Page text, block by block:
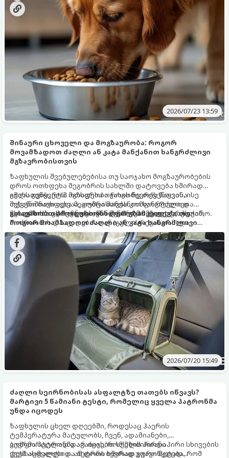
2026/07/23 13:59
შინაური ცხოველი და მოგზაურობა: როგორ
მოვამზადოთ ძაღლი ან კატა მანქანით ხანგრძლივი
მგზავრობისთვის
ზაფხულის შვებულებებისა თუ საოჯახო მოგზაურობების
დროს ოთხფეხა მეგობრის სახლში დატოვება ხშირად
გულს გვწყვეტს. ოთხფეხა ოჯახის წევრის წაყვანა
შესანიშნავი იდეაა, თუმცა მანქანით ხანგრძლივი
მგზავრობა ცხოველისთვის შეიძლება დიდ სტრესთან,
მოძრაობის დაავადებასთან (გულისრევასთან) და
საფრთხეებთან იყოს დაკავშირებული.
იმისათვის, რომ მგზავრობა როგორც თქვენთვის, ისე
თქვენი ოთხფეხა მეგობრისთვის კომფორტული და
უსაფრთხო აღმოჩნდეს, წინასწარი მომზადებაა საჭირო.
გთავაზობთ პროფესიონალურ გზამკვლევს, თუ
როგორ მოამზადოთ ძაღლი ან კატა ხანგრძლივი
ავტომოგზაურობისთვის.
2026/07/20 15:49
ძაღლი სეირნობისას ასფალტზე თათებს იწვავს?
მარტივი 5 წამიანი ტესტი, რომელიც ყველა პატრონმა
უნდა იცოდეს
ზაფხულის ცხელ დღეებში, როდესაც ჰაერის
ტემპერატურა მატულობს, ჩვენ, ადამიანები,
კომფორტულად დავაბიჯებთ სქელძირიანი
ფეხსაცმელებით. ამ დროს ხშირად გვავიწყდება, რომ
ბევრმა პატრონმა არ იცის, რომ მზის პირდაპირი სხივების
ქვეშ ასფალტი და ბეტონი ბევრად უფრო მეტად